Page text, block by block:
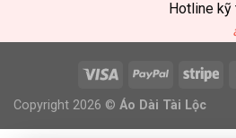
Hotline
Copyright 2026 © Áo Dài Tài Lộc